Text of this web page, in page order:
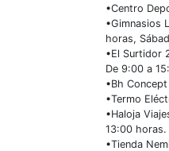
•​Centro
•​Gimnasios
horas,
•​El Surtidor
De 9:00 a
•​Bh
•​Termo
•​Haloja
13:00 horas.
•​Tienda